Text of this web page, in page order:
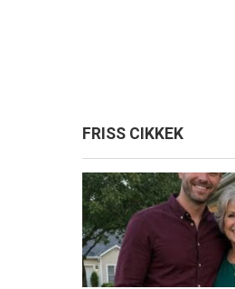
FRISS CIKKEK